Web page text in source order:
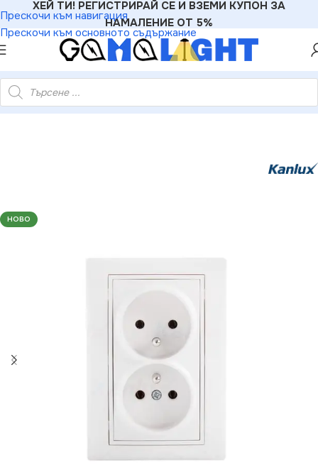
Прескочи към навигация
Прескочи към основното съдържание
ХЕЙ ТИ! РЕГИСТРИРАЙ СЕ И ВЗЕМИ КУПОН ЗА
НАМАЛЕНИЕ ОТ 5%
захранващ контакт. френски стандарт. комплектен DOMO
НОВО